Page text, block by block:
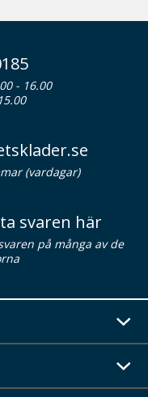
- 16.00
(vardagar)
svaren här
på många av de